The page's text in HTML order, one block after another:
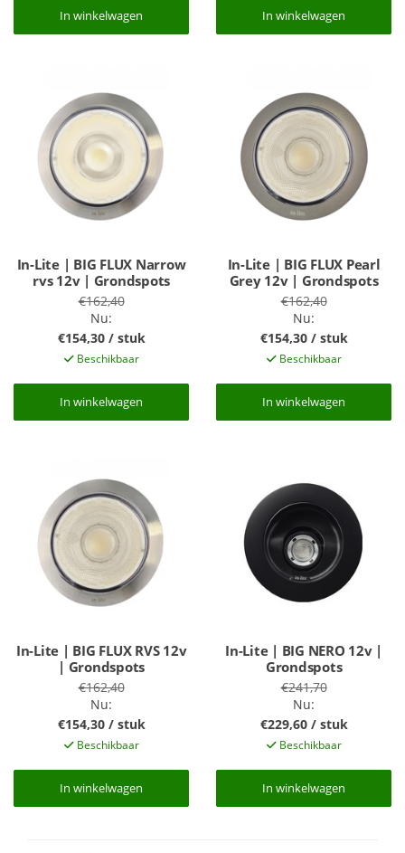
In winkelwagen
In winkelwagen In winkelwagen
In winkelwagen
In-Lite | BIG FLUX Narrow
rvs 12v | Grondspots
€162,40
Nu:
€154,30 / stuk
Beschikbaar
In winkelwagen
In winkelwagen
In-Lite | BIG FLUX Pearl
Grey 12v | Grondspots
€162,40
Nu:
€154,30 / stuk
Beschikbaar
In winkelwagen
In winkelwagen
In-Lite | BIG FLUX RVS 12v
| Grondspots
€162,40
Nu:
€154,30 / stuk
Beschikbaar
In winkelwagen
In winkelwagen
In-Lite | BIG NERO 12v |
Grondspots
€241,70
Nu:
€229,60 / stuk
Beschikbaar
In winkelwagen
In winkelwagen